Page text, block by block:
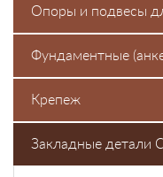
Опоры и подвесы
Фундаментные
Крепеж
Закладные детали